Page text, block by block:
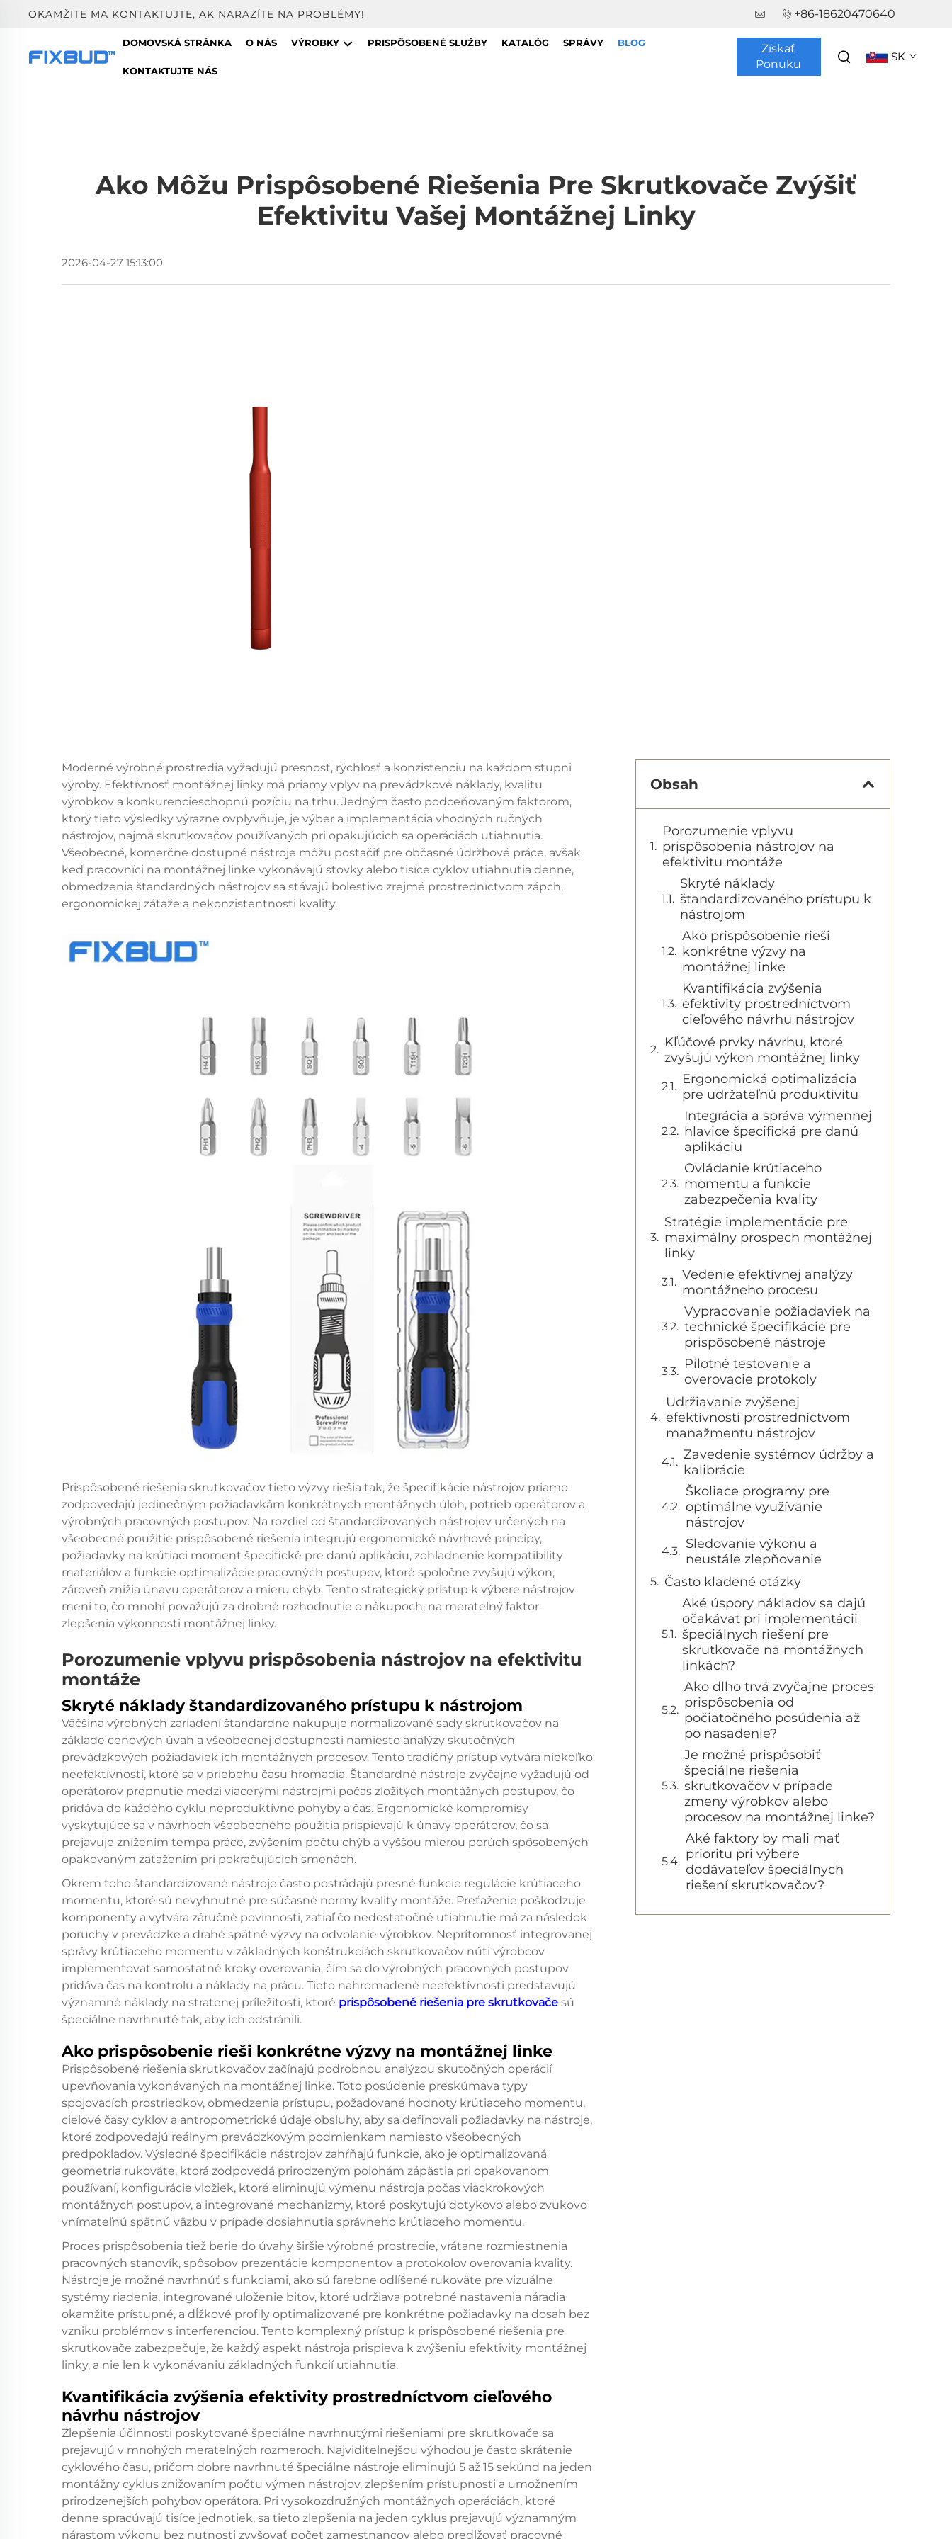
OKAMŽITE MA KONTAKTUJTE, AK NARAZÍTE NA PROBLÉMY! +86-18620470640
DOMOVSKÁ STRÁNKA O NÁS VÝROBKY PRISPÔSOBENÉ SLUŽBY KATALÓG SPRÁVY BLOG
KONTAKTUJTE NÁS
Získať
Ponuku
SK
Ako Môžu Prispôsobené Riešenia Pre Skrutkovače Zvýšiť
Efektivitu Vašej Montážnej Linky
2026-04-27 15:13:00
Moderné výrobné prostredia vyžadujú presnosť, rýchlosť a konzistenciu na každom stupni
výroby. Efektívnosť montážnej linky má priamy vplyv na prevádzkové náklady, kvalitu
výrobkov a konkurencieschopnú pozíciu na trhu. Jedným často podceňovaným faktorom,
ktorý tieto výsledky výrazne ovplyvňuje, je výber a implementácia vhodných ručných
nástrojov, najmä skrutkovačov používaných pri opakujúcich sa operáciách utiahnutia.
Všeobecné, komerčne dostupné nástroje môžu postačiť pre občasné údržbové práce, avšak
keď pracovníci na montážnej linke vykonávajú stovky alebo tisíce cyklov utiahnutia denne,
obmedzenia štandardných nástrojov sa stávajú bolestivo zrejmé prostredníctvom zápch,
ergonomickej záťaže a nekonzistentnosti kvality.
Prispôsobené riešenia skrutkovačov tieto výzvy riešia tak, že špecifikácie nástrojov priamo
zodpovedajú jedinečným požiadavkám konkrétnych montážnych úloh, potrieb operátorov a
výrobných pracovných postupov. Na rozdiel od štandardizovaných nástrojov určených na
všeobecné použitie prispôsobené riešenia integrujú ergonomické návrhové princípy,
požiadavky na krútiaci moment špecifické pre danú aplikáciu, zohľadnenie kompatibility
materiálov a funkcie optimalizácie pracovných postupov, ktoré spoločne zvyšujú výkon,
zároveň znížia únavu operátorov a mieru chýb. Tento strategický prístup k výbere nástrojov
mení to, čo mnohí považujú za drobné rozhodnutie o nákupoch, na merateľný faktor
zlepšenia výkonnosti montážnej linky.
Porozumenie vplyvu prispôsobenia nástrojov na efektivitu
montáže
Skryté náklady štandardizovaného prístupu k nástrojom
Väčšina výrobných zariadení štandardne nakupuje normalizované sady skrutkovačov na
základe cenových úvah a všeobecnej dostupnosti namiesto analýzy skutočných
prevádzkových požiadaviek ich montážnych procesov. Tento tradičný prístup vytvára niekoľko
neefektívností, ktoré sa v priebehu času hromadia. Štandardné nástroje zvyčajne vyžadujú od
operátorov prepnutie medzi viacerými nástrojmi počas zložitých montážnych postupov, čo
pridáva do každého cyklu neproduktívne pohyby a čas. Ergonomické kompromisy
vyskytujúce sa v návrhoch všeobecného použitia prispievajú k únavy operátorov, čo sa
prejavuje znížením tempa práce, zvýšením počtu chýb a vyššou mierou porúch spôsobených
opakovaným zaťažením pri pokračujúcich smenách.
Okrem toho štandardizované nástroje často postrádajú presné funkcie regulácie krútiaceho
momentu, ktoré sú nevyhnutné pre súčasné normy kvality montáže. Preťaženie poškodzuje
komponenty a vytvára záručné povinnosti, zatiaľ čo nedostatočné utiahnutie má za následok
poruchy v prevádzke a drahé spätné výzvy na odvolanie výrobkov. Neprítomnosť integrovanej
správy krútiaceho momentu v základných konštrukciách skrutkovačov núti výrobcov
implementovať samostatné kroky overovania, čím sa do výrobných pracovných postupov
pridáva čas na kontrolu a náklady na prácu. Tieto nahromadené neefektívnosti predstavujú
významné náklady na stratenej príležitosti, ktoré prispôsobené riešenia pre skrutkovače sú
špeciálne navrhnuté tak, aby ich odstránili.
Ako prispôsobenie rieši konkrétne výzvy na montážnej linke
Prispôsobené riešenia skrutkovačov začínajú podrobnou analýzou skutočných operácií
upevňovania vykonávaných na montážnej linke. Toto posúdenie preskúmava typy
spojovacích prostriedkov, obmedzenia prístupu, požadované hodnoty krútiaceho momentu,
cieľové časy cyklov a antropometrické údaje obsluhy, aby sa definovali požiadavky na nástroje,
ktoré zodpovedajú reálnym prevádzkovým podmienkam namiesto všeobecných
predpokladov. Výsledné špecifikácie nástrojov zahŕňajú funkcie, ako je optimalizovaná
geometria rukoväte, ktorá zodpovedá prirodzeným polohám zápästia pri opakovanom
používaní, konfigurácie vložiek, ktoré eliminujú výmenu nástroja počas viackrokových
montážnych postupov, a integrované mechanizmy, ktoré poskytujú dotykovo alebo zvukovo
vnímateľnú spätnú väzbu v prípade dosiahnutia správneho krútiaceho momentu.
Proces prispôsobenia tiež berie do úvahy širšie výrobné prostredie, vrátane rozmiestnenia
pracovných stanovík, spôsobov prezentácie komponentov a protokolov overovania kvality.
Nástroje je možné navrhnúť s funkciami, ako sú farebne odlíšené rukoväte pre vizuálne
systémy riadenia, integrované uloženie bitov, ktoré udržiava potrebné nastavenia náradia
okamžite prístupné, a dĺžkové profily optimalizované pre konkrétne požiadavky na dosah bez
vzniku problémov s interferenciou. Tento komplexný prístup k prispôsobené riešenia pre
skrutkovače zabezpečuje, že každý aspekt nástroja prispieva k zvýšeniu efektivity montážnej
linky, a nie len k vykonávaniu základných funkcií utiahnutia.
Kvantifikácia zvýšenia efektivity prostredníctvom cieľového
návrhu nástrojov
Zlepšenia účinnosti poskytované špeciálne navrhnutými riešeniami pre skrutkovače sa
prejavujú v mnohých merateľných rozmeroch. Najviditeľnejšou výhodou je často skrátenie
cyklového času, pričom dobre navrhnuté špeciálne nástroje eliminujú 5 až 15 sekúnd na jeden
montážny cyklus znižovaním počtu výmen nástrojov, zlepšením prístupnosti a umožnením
prirodzenejších pohybov operátora. Pri vysokozdružných montážnych operáciách, ktoré
denne spracúvajú tisíce jednotiek, sa tieto zlepšenia na jeden cyklus prejavujú významným
nárastom výkonu bez nutnosti zvyšovať počet zamestnancov alebo predlžovať pracovné
Obsah
Porozumenie vplyvu
prispôsobenia nástrojov na
efektivitu montáže
Skryté náklady
štandardizovaného prístupu k
nástrojom
Ako prispôsobenie rieši
konkrétne výzvy na
montážnej linke
Kvantifikácia zvýšenia
efektivity prostredníctvom
cieľového návrhu nástrojov
Kľúčové prvky návrhu, ktoré
zvyšujú výkon montážnej linky
Ergonomická optimalizácia
pre udržateľnú produktivitu
Integrácia a správa výmennej
hlavice špecifická pre danú
aplikáciu
Ovládanie krútiaceho
momentu a funkcie
zabezpečenia kvality
Stratégie implementácie pre
maximálny prospech montážnej
linky
Vedenie efektívnej analýzy
montážneho procesu
Vypracovanie požiadaviek na
technické špecifikácie pre
prispôsobené nástroje
Pilotné testovanie a
overovacie protokoly
Udržiavanie zvýšenej
efektívnosti prostredníctvom
manažmentu nástrojov
Zavedenie systémov údržby a
kalibrácie
Školiace programy pre
optimálne využívanie
nástrojov
Sledovanie výkonu a
neustále zlepňovanie
Často kladené otázky
Aké úspory nákladov sa dajú
očakávať pri implementácii
špeciálnych riešení pre
skrutkovače na montážnych
linkách?
Ako dlho trvá zvyčajne proces
prispôsobenia od
počiatočného posúdenia až
po nasadenie?
Je možné prispôsobiť
špeciálne riešenia
skrutkovačov v prípade
zmeny výrobkov alebo
procesov na montážnej linke?
Aké faktory by mali mať
prioritu pri výbere
dodávateľov špeciálnych
riešení skrutkovačov?